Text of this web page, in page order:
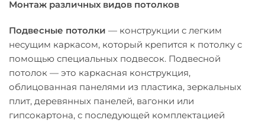
Монтаж различных видов потолков
Подвесные потолки — конструкции с легким
несущим каркасом, который крепится к потолку с
помощью специальных подвесок. Подвесной
потолок — это каркасная конструкция,
облицованная панелями из пластика, зеркальных
плит, деревянных панелей, вагонки или
гипсокартона, с последующей комплектацией